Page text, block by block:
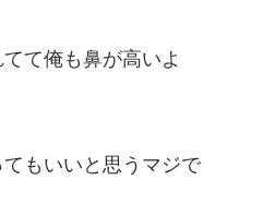
て俺も鼻が高いよ
もいいと思うマジで